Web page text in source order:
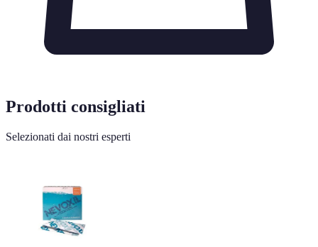
Prodotti consigliati
Selezionati dai nostri esperti